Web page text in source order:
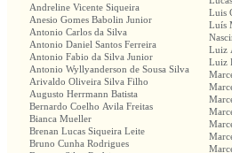
Andreline Vicente Siqueira
Anesio Gomes Babolin Junior
Antonio Carlos da Silva
Antonio Daniel Santos Ferreira
Antonio Fabio da Silva Junior
Antonio Wyllyanderson de Sousa Silva
Arivaldo Oliveira Silva Filho
Augusto Herrmann Batista
Bernardo Coelho Avila Freitas
Bianca Mueller
Brenan Lucas Siqueira Leite
Bruno Cunha Rodrigues
Luis
Luís
Luiz
Luiz